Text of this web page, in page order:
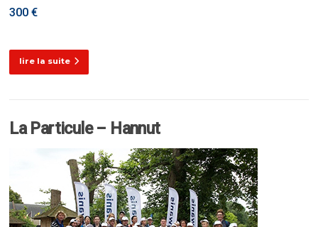
300 €
lire la suite
La Particule – Hannut